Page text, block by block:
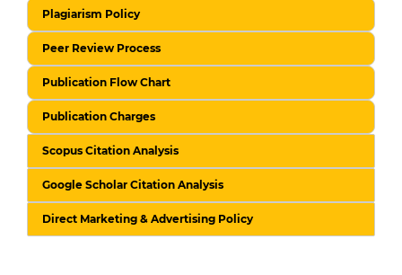
Plagiarism Policy
Peer Review Process
Publication Flow Chart
Publication Charges
Scopus Citation Analysis
Google Scholar Citation Analysis
Direct Marketing & Advertising Policy